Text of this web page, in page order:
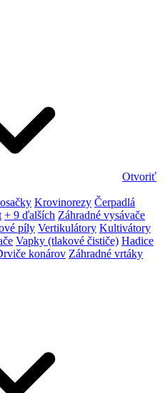
Otvoriť
Krovinorezy Čerpadlá
+ 9 ďalších Záhradné vysávače
píly Vertikulátory Kultivátory
Vapky (tlakové čističe) Hadice
konárov Záhradné vrtáky